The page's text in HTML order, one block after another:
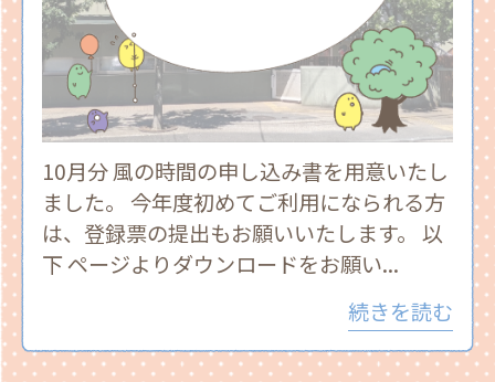
10月分 風の時間の申し込み書を用意いたし
ました。 今年度初めてご利用になられる方
は、登録票の提出もお願いいたします。 以
下 ページよりダウンロードをお願い...
続きを読む